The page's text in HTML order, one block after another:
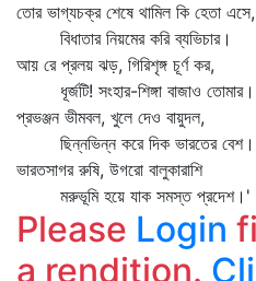
তোর ভাগ্যচক্র শেষে থামিল কি হেতা এসে,
বিধাতার নিয়মের করি ব্যভিচার।
আয় রে প্রলয় ঝড়, গিরিশৃঙ্গ চূর্ণ কর,
ধূর্জটি! সংহার-শিঙ্গা বাজাও তোমার।
প্রভঞ্জন ভীমবল, খুলে দেও বায়ুদল,
ছিন্নভিন্ন করে দিক ভারতের বেশ।
ভারতসাগর রুষি, উগরো বালুকারাশি
মরুভূমি হয়ে যাক সমস্ত প্রদেশ।'
Please Login
a rendition.